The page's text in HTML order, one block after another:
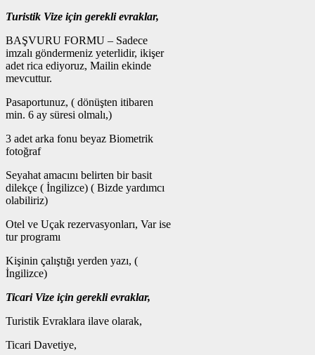
Turistik Vize için gerekli evraklar,
BAŞVURU FORMU – Sadece
imzalı göndermeniz yeterlidir, ikişer
adet rica ediyoruz, Mailin ekinde
mevcuttur.
Pasaportunuz, ( dönüşten itibaren
min. 6 ay süresi olmalı,)
3 adet arka fonu beyaz Biometrik
fotoğraf
Seyahat amacını belirten bir basit
dilekçe ( İngilizce) ( Bizde yardımcı
olabiliriz)
Otel ve Uçak rezervasyonları, Var ise
tur programı
Kişinin çalıştığı yerden yazı, (
İngilizce)
Ticari Vize için gerekli evraklar,
Turistik Evraklara ilave olarak,
Ticari Davetiye,